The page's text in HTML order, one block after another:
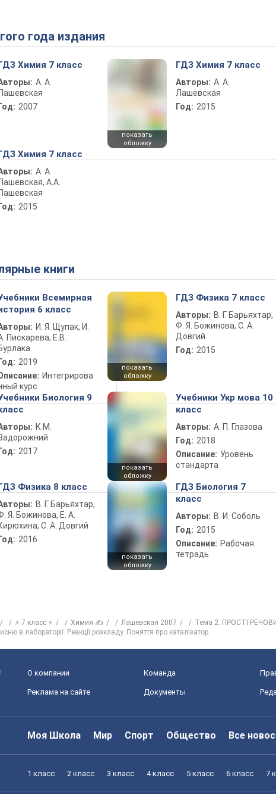
года издания
Химия 7 класс
А. А.
Год: 2007
показать
обложку
ГДЗ Химия 7 класс
Авторы: А. А.
Лашевская
Год: 2015
Химия 7 класс
А. А.
А.А.
Год: 2015
книги
Всемирная
6 класс
И. Я. Щупак, И.
Пискарева, Е.В.
Год: 2019
Интегрирова
курс
показать
обложку
ГДЗ Физика 7 класс
Авторы: В. Г. Барьяхтар,
Ф. Я. Божинова, С. А.
Довгий
Год: 2015
Биология 9
К.М.
Год: 2017
показать
обложку
Учебники Укр мова 10
класс
Авторы: А. П. Глазова
Год: 2018
Описание: Уровень
стандарта
Физика 8 класс
В. Г. Барьяхтар,
Я. Божинова, Е. А.
С. А. Довгий
Год: 2016
показать
обложку
ГДЗ Биология 7
класс
Авторы: В. И. Соболь
Год: 2015
Описание: Рабочая
тетрадь
⚡ 7 класс ⚡ Химия ✍ Лашевская 2007
Тема 2. ПРОСТІ
в лабораторії. Реакції розкладу. Поняття про каталізатор
О компании Команда
Реклама на сайте Документы
Моя Школа Мир Спорт Общество Все
1 класс 2 класс 3 класс 4 класс 5 класс 6 класс 7